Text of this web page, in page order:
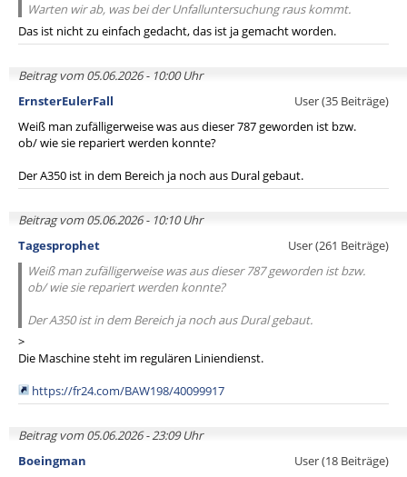
Warten wir ab, was bei der Unfalluntersuchung raus kommt.
Das ist nicht zu einfach gedacht, das ist ja gemacht worden.
Beitrag vom 05.06.2026 - 10:00 Uhr
ErnsterEulerFall
User (35 Beiträge)
Weiß man zufälligerweise was aus dieser 787 geworden ist bzw.
ob/ wie sie repariert werden konnte?
Der A350 ist in dem Bereich ja noch aus Dural gebaut.
Beitrag vom 05.06.2026 - 10:10 Uhr
Tagesprophet
User (261 Beiträge)
Weiß man zufälligerweise was aus dieser 787 geworden ist bzw.
ob/ wie sie repariert werden konnte?
Der A350 ist in dem Bereich ja noch aus Dural gebaut.
>
Die Maschine steht im regulären Liniendienst.
https://fr24.com/BAW198/40099917
Beitrag vom 05.06.2026 - 23:09 Uhr
Boeingman
User (18 Beiträge)